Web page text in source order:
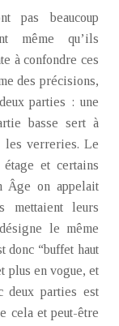
pas beaucoup
même qu’ils
à confondre ces
des précisions,
parties : une
basse sert à
les verreries. Le
étage et certains
Âge on appelait
mettaient leurs
le même
donc “buffet haut
plus en vogue, et
deux parties est
cela et peut-être